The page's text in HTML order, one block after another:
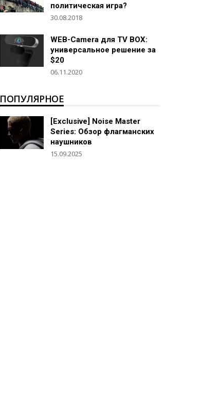
политическая игра?
30.08.2018
WEB-Camera для TV BOX:
универсальное решение за
$20
06.11.2020
ПОПУЛЯРНОЕ
[Exclusive] Noise Master
Series: Обзор флагманских
наушников
15.09.2025